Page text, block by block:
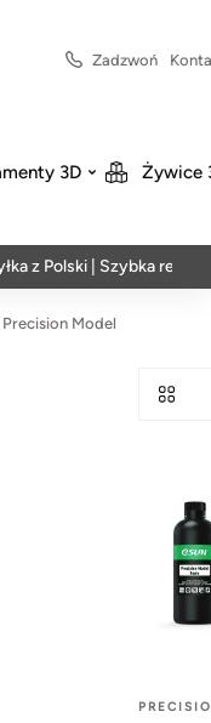
Zadzwoń
3D Żywice
z Polski | Szybka
Precision Model